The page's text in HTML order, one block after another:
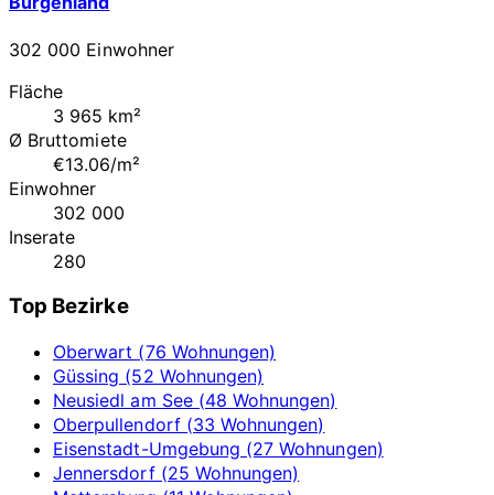
302 000 Einwohner
Fläche
3 965 km²
Ø Bruttomiete
€13.06/m²
Einwohner
302 000
Inserate
280
Top Bezirke
Oberwart (76 Wohnungen)
Güssing (52 Wohnungen)
Neusiedl am See (48 Wohnungen)
Oberpullendorf (33 Wohnungen)
Eisenstadt-Umgebung (27 Wohnungen)
Jennersdorf (25 Wohnungen)